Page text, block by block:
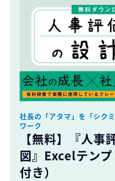
社長の「アタマ」を「シク
ワーク
【無料】『人事
図』Excelテン
付き）